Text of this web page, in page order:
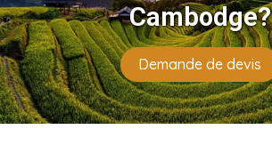
Cambodge?
Demande de devis